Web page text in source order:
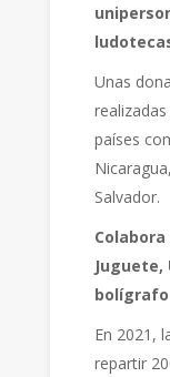
Unas
países
Salvador.
Colabora
Juguete,
En 2021,
repartir